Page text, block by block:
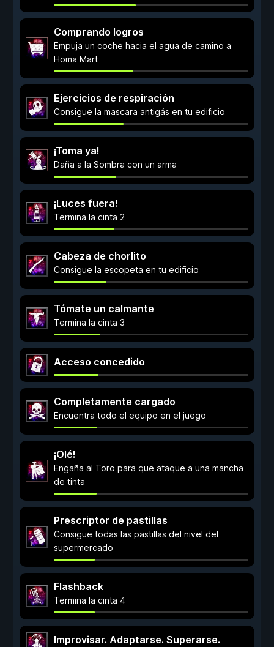
Comprando logros
Empuja un coche hacia el agua de camino a
Homa Mart
Ejercicios de respiración
Consigue la mascara antigás en tu edificio
¡Toma ya!
Daña a la Sombra con un arma
¡Luces fuera!
Termina la cinta 2
Cabeza de chorlito
Consigue la escopeta en tu edificio
Tómate un calmante
Termina la cinta 3
Acceso concedido
Completamente cargado
Encuentra todo el equipo en el juego
¡Olé!
Engaña al Toro para que ataque a una mancha
de tinta
Prescriptor de pastillas
Consigue todas las pastillas del nivel del
supermercado
Flashback
Termina la cinta 4
Improvisar. Adaptarse. Superarse.